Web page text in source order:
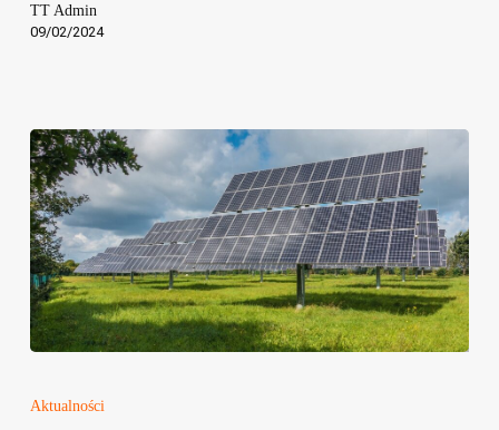
TT Admin
09/02/2024
Aktualności